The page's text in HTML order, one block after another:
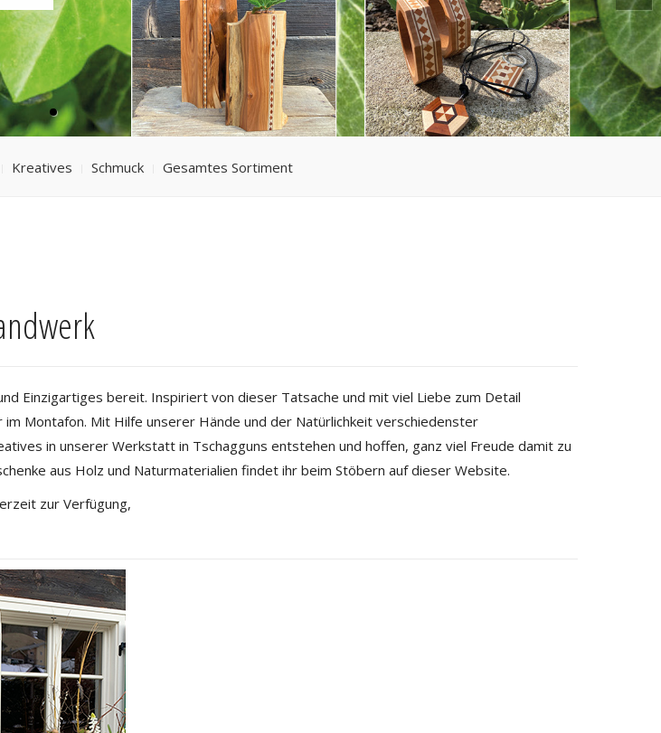
Kreatives Schmuck Gesamtes Sortiment
Einzigartiges bereit. Inspiriert von dieser Tatsache und mit viel Liebe zum Detail
Montafon. Mit Hilfe unserer Hände und der Natürlichkeit verschiedenster
in unserer Werkstatt in Tschagguns entstehen und hoffen, ganz viel Freude damit zu
aus Holz und Naturmaterialien findet ihr beim Stöbern auf dieser Website.
zur Verfügung,